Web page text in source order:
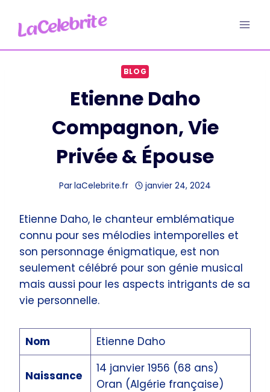
contenu
BLOG
Etienne Daho
Compagnon, Vie
Privée & Épouse
ParlaCelebrite.fr janvier 24, 2024
Etienne Daho, le chanteur emblématique
connu pour ses mélodies intemporelles et
son personnage énigmatique, est non
seulement célébré pour son génie musical
mais aussi pour les aspects intrigants de sa
vie personnelle.
Nom Etienne Daho
Naissance
14 janvier 1956 (68 ans)
Oran (Algérie française)